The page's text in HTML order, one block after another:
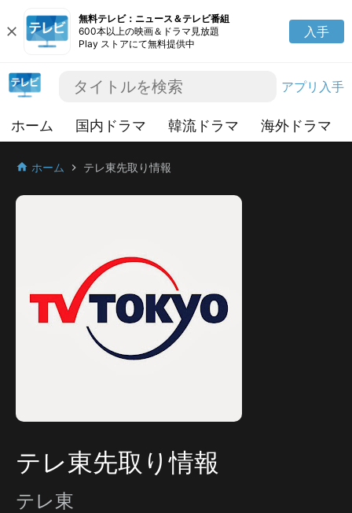
close
無料テレビ：ニュース＆テレビ番組
600本以上の映画＆ドラマ見放題
Play ストアにて無料提供中
入手
アプリ入手
ホーム 国内ドラマ 韓流ドラマ 海外ドラマ
home ホーム chevron_right テレ東先取り情報
テレ東先取り情報
テレ東